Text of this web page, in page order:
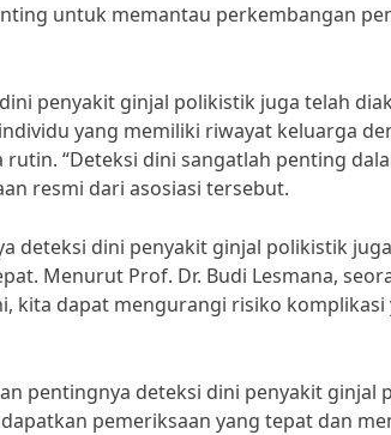
untuk memantau perkembangan
penyakit ginjal polikistik juga telah
yang memiliki riwayat keluarga
rutin. “Deteksi dini sangatlah penting
resmi dari asosiasi tersebut.
deteksi dini penyakit ginjal polikistik
Menurut Prof. Dr. Budi Lesmana,
kita dapat mengurangi risiko
pentingnya deteksi dini penyakit
pemeriksaan yang tepat dan